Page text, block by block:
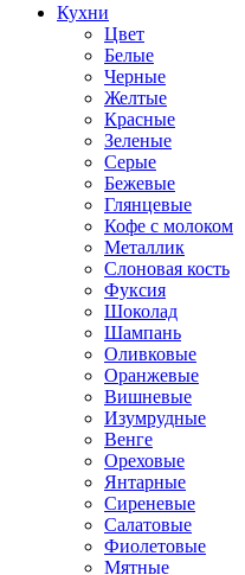
Кухни
Цвет
Белые
Черные
Желтые
Красные
Зеленые
Серые
Бежевые
Глянцевые
Кофе с молоком
Металлик
Слоновая кость
Фуксия
Шоколад
Шампань
Оливковые
Оранжевые
Вишневые
Изумрудные
Венге
Ореховые
Янтарные
Сиреневые
Салатовые
Фиолетовые
Мятные